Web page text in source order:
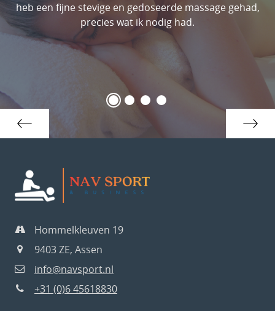
heb een fijne stevige en gedoseerde massage gehad,
precies wat ik nodig had.
Hommelkleuven 19
9403 ZE, Assen
info@navsport.nl
+31 (0)6 45618830